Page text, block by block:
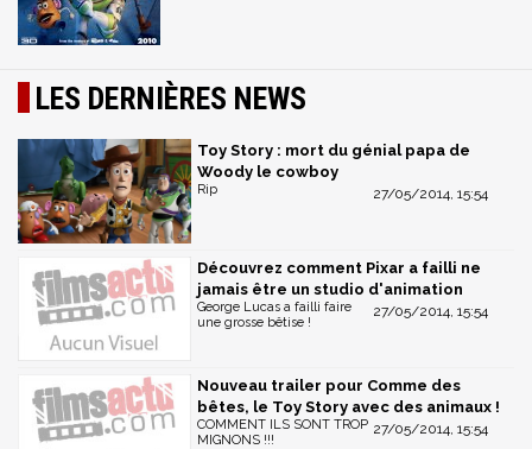
LES DERNIÈRES NEWS
Toy Story : mort du génial papa de
Woody le cowboy
27/05/2014, 15:54
Rip
Découvrez comment Pixar a failli ne
jamais être un studio d'animation
27/05/2014, 15:54
George Lucas a failli faire
une grosse bêtise !
Nouveau trailer pour Comme des
bêtes, le Toy Story avec des animaux !
27/05/2014, 15:54
COMMENT ILS SONT TROP
MIGNONS !!!